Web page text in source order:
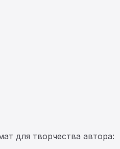
для творчества автора: